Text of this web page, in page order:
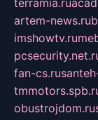
artem-news.ru
imshowtv.ru
fan-cs.ru
obustrojdom.ru